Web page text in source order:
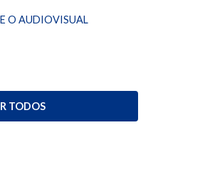
O AUDIOVISUAL
TODOS